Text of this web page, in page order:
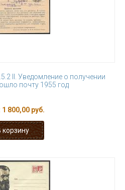
II. Уведомление о получении
почту 1955 год
1 800,00 руб.